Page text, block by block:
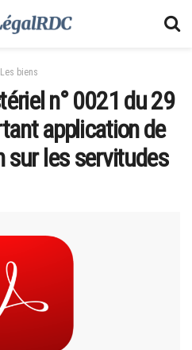
Les biens
n° 0021 du 29
application de
sur les servitudes